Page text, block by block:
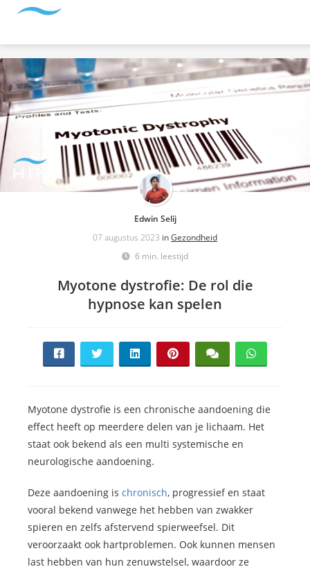
Edwin Selij
07 augustus 2023 inGezondheid
6 min. leestijd
Myotone dystrofie: De rol die
hypnose kan spelen
Myotone dystrofie is een chronische aandoening die
effect heeft op meerdere delen van je lichaam. Het
staat ook bekend als een multi systemische en
neurologische aandoening.
Deze aandoening is chronisch, progressief en staat
vooral bekend vanwege het hebben van zwakker
spieren en zelfs afstervend spierweefsel. Dit
veroorzaakt ook hartproblemen. Ook kunnen mensen
last hebben van hun zenuwstelsel, waardoor ze